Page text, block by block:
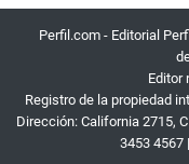
Perfil.com - Editorial
Editor
Registro de la propiedad
Dirección: California 2715,
3453 4567